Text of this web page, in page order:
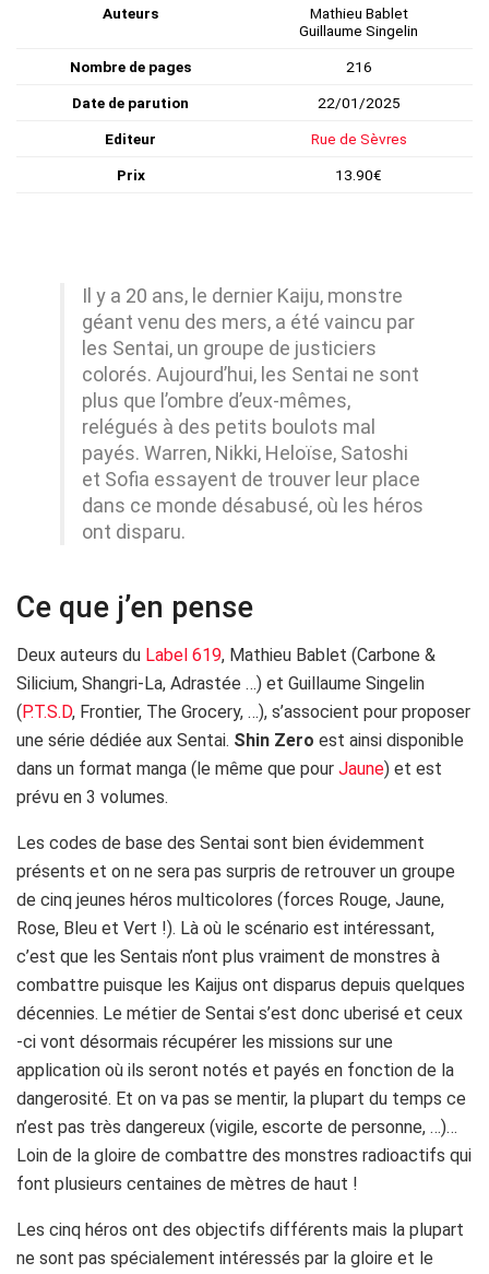
Auteurs
Mathieu Bablet
Guillaume Singelin
Nombre de pages 216
Date de parution 22/01/2025
Editeur Rue de Sèvres
Prix 13.90€
Il y a 20 ans, le dernier Kaiju, monstre
géant venu des mers, a été vaincu par
les Sentai, un groupe de justiciers
colorés. Aujourd’hui, les Sentai ne sont
plus que l’ombre d’eux-mêmes,
relégués à des petits boulots mal
payés. Warren, Nikki, Heloïse, Satoshi
et Sofia essayent de trouver leur place
dans ce monde désabusé, où les héros
ont disparu.
Ce que j’en pense
Deux auteurs du Label 619, Mathieu Bablet (Carbone &
Silicium, Shangri-La, Adrastée …) et Guillaume Singelin
( P.T.S.D, Frontier, The Grocery, …), s’associent pour proposer
une série dédiée aux Sentai. Shin Zero est ainsi disponible
dans un format manga (le même que pour Jaune) et est
prévu en 3 volumes.
Les codes de base des Sentai sont bien évidemment
présents et on ne sera pas surpris de retrouver un groupe
de cinq jeunes héros multicolores (forces Rouge, Jaune,
Rose, Bleu et Vert !). Là où le scénario est intéressant,
c’est que les Sentais n’ont plus vraiment de monstres à
combattre puisque les Kaijus ont disparus depuis quelques
décennies. Le métier de Sentai s’est donc uberisé et ceux
-ci vont désormais récupérer les missions sur une
application où ils seront notés et payés en fonction de la
dangerosité. Et on va pas se mentir, la plupart du temps ce
n’est pas très dangereux (vigile, escorte de personne, …)…
Loin de la gloire de combattre des monstres radioactifs qui
font plusieurs centaines de mètres de haut !
Les cinq héros ont des objectifs différents mais la plupart
ne sont pas spécialement intéressés par la gloire et le